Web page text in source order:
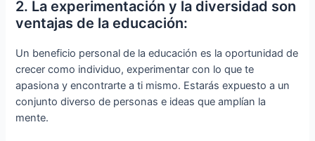
2. La experimentación y la diversidad son
ventajas de la educación:
Un beneficio personal de la educación es la oportunidad de
crecer como individuo, experimentar con lo que te
apasiona y encontrarte a ti mismo. Estarás expuesto a un
conjunto diverso de personas e ideas que amplían la
mente.